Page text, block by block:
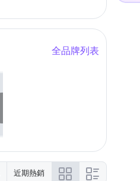
全品牌列表
近期熱銷